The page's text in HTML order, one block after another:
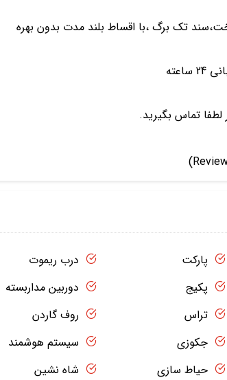
تک برگ ،با اقساط بلند مدت بدون بهره
لطفا تماس بگیرید.
پارکت
پکیج
تراس
جکوزی
حیاط سازی
درب ریموت
دوربین مداربسته
روف گاردن
سیستم هوشمند
شاه نشین